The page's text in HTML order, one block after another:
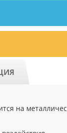
на